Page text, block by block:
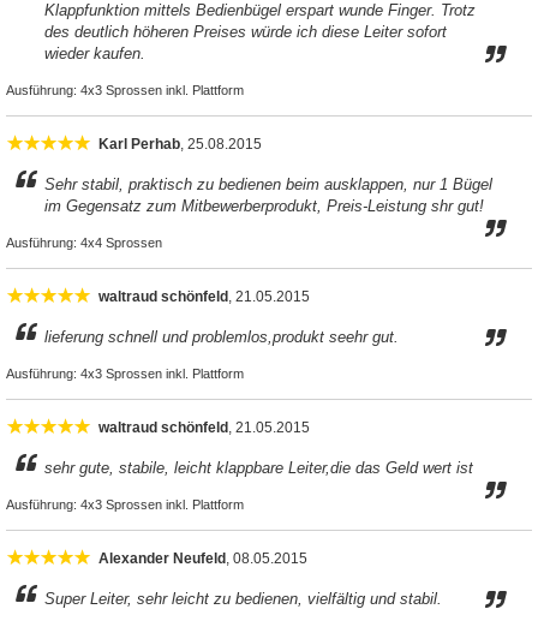
Klappfunktion mittels Bedienbügel erspart wunde Finger. Trotz
des deutlich höheren Preises würde ich diese Leiter sofort
wieder kaufen.
Ausführung: 4x3 Sprossen inkl. Plattform
Karl Perhab, 25.08.2015
Sehr stabil, praktisch zu bedienen beim ausklappen, nur 1 Bügel
im Gegensatz zum Mitbewerberprodukt, Preis-Leistung shr gut!
Ausführung: 4x4 Sprossen
waltraud schönfeld , 21.05.2015
lieferung schnell und problemlos,produkt seehr gut.
Ausführung: 4x3 Sprossen inkl. Plattform
waltraud schönfeld , 21.05.2015
sehr gute, stabile, leicht klappbare Leiter,die das Geld wert ist
Ausführung: 4x3 Sprossen inkl. Plattform
Alexander Neufeld , 08.05.2015
Super Leiter, sehr leicht zu bedienen, vielfältig und stabil.